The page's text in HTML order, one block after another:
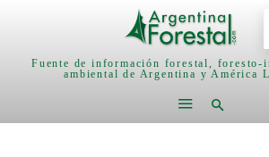
Fuente de información forestal, foresto-
ambiental de Argentina y América